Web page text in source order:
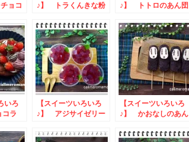
ョコ
♪】 トラくんきな粉
♪】 トトロのあん団
いろ
コラ
【スイーツいろいろ
♪】 アジサイゼリー
【スイーツいろいろ
♪】 かおなしのあん